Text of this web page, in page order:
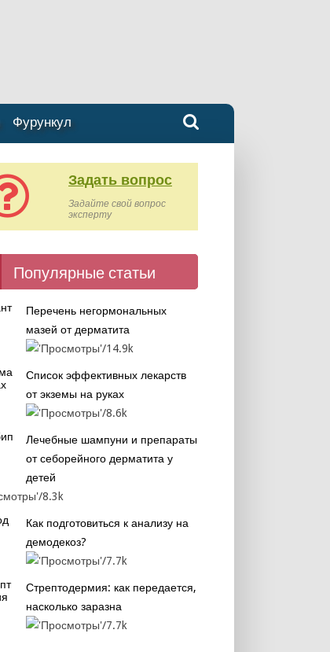
Фурункул
Задать вопрос
Задайте свой вопрос
эксперту
Популярные статьи
Перечень негормональных
мазей от дерматита
14.9k
Список эффективных лекарств
от экземы на руках
8.6k
Лечебные шампуни и препараты
от себорейного дерматита у
детей
8.3k
Как подготовиться к анализу на
демодекоз?
7.7k
Стрептодермия: как передается,
насколько заразна
7.7k